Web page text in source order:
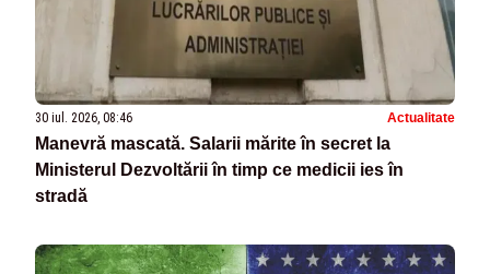
30 iul. 2026, 08:46 Actualitate
Manevră mascată. Salarii mărite în secret la
Ministerul Dezvoltării în timp ce medicii ies în
stradă